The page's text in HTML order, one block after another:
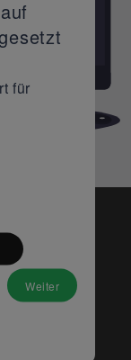
für
Weiter